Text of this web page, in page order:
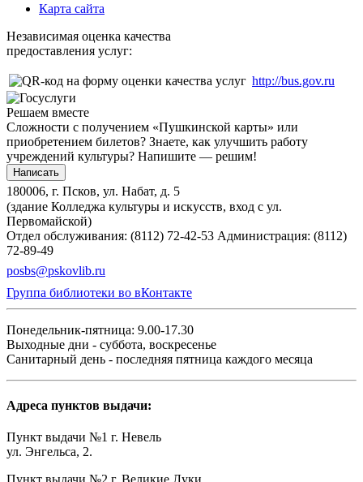
Карта сайта
Независимая оценка качества
предоставления услуг:
http://bus.gov.ru
Решаем вместе
Сложности с получением «Пушкинской карты» или
приобретением билетов? Знаете, как улучшить работу
учреждений культуры? Напишите — решим!
Написать
180006, г. Псков, ул. Набат, д. 5
(здание Колледжа культуры и искусств, вход с ул.
Первомайской)
Отдел обслуживания: (8112) 72-42-53 Администрация: (8112)
72-89-49
posbs@pskovlib.ru
Группа библиотеки во вКонтакте
Понедельник-пятница: 9.00-17.30
Выходные дни - суббота, воскресенье
Санитарный день - последняя пятница каждого месяца
Адреса пунктов выдачи:
Пункт выдачи №1 г. Невель
ул. Энгельса, 2.